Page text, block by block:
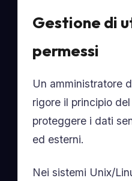
Gestione di
permessi
Un amministratore
rigore il principio
proteggere i dati
ed esterni.
Nei sistemi Unix/